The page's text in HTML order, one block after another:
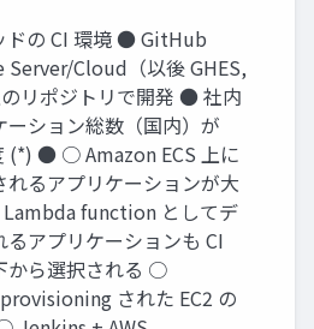
ドの CI 環境 ● GitHub
Server/Cloud（以後 GHES,
リポジトリで開発 ● 社内
ーション総数（国内）が
(*) ● ○ Amazon ECS 上に
れるアプリケーションが大
function としてデ
るアプリケーションも CI
から選択される ○
された EC2 の